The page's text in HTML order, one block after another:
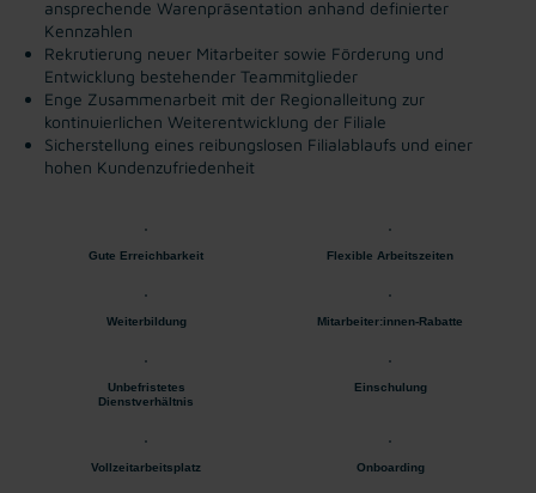
ansprechende Warenpräsentation anhand definierter
Kennzahlen
Rekrutierung neuer Mitarbeiter sowie Förderung und
Entwicklung bestehender Teammitglieder
Enge Zusammenarbeit mit der Regionalleitung zur
kontinuierlichen Weiterentwicklung der Filiale
Sicherstellung eines reibungslosen Filialablaufs und einer
hohen Kundenzufriedenheit
Gute Erreichbarkeit Flexible Arbeitszeiten
Weiterbildung Mitarbeiter:innen-Rabatte
Unbefristetes
Dienstverhältnis
Einschulung
Vollzeitarbeitsplatz Onboarding